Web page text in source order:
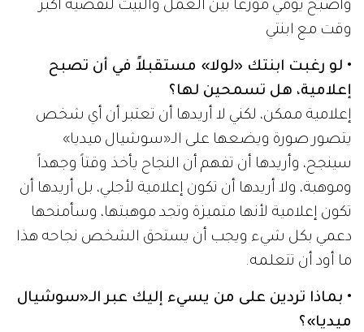
وأصبح يومي موزعاً بين العمل والبيت لتقضية أكبر
وقت مع ابنتي
• لو رغبت ابنتك «لولا» مستقبلاً في أن تصبح
إعلامية، هل تسمحين لها؟
إعلامية ممكن، لكني لا أريدها أن تعتبر أن أي شخص
يتصور صورة ويضعها على الـ«سوشيال ميديا»
سينجح، وأريدها أن تفهم أن النجاح يأخذ وقتاً وجهداً
وموهبة، ولا أريدها أن تكون إعلامية لأجلي، بل أريدها أن
تكون إعلامية لأنها متميزة وتجد موهبتها، وسأمنحها
دعمي بكل شيء ويجب أن يستحق الشخص نجاحه هذا
ما أود أن تتعلمه.
• بماذا تردين على من يسيء إليك عبر الـ«سوشيال
ميديا»؟